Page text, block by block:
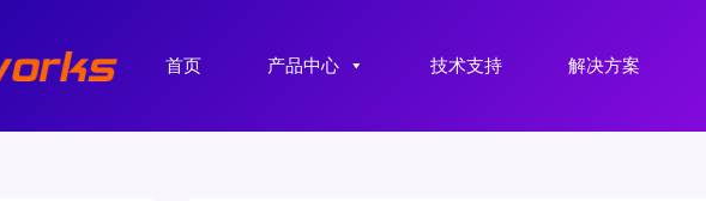
首页 产品中心 技术支持 解决方案